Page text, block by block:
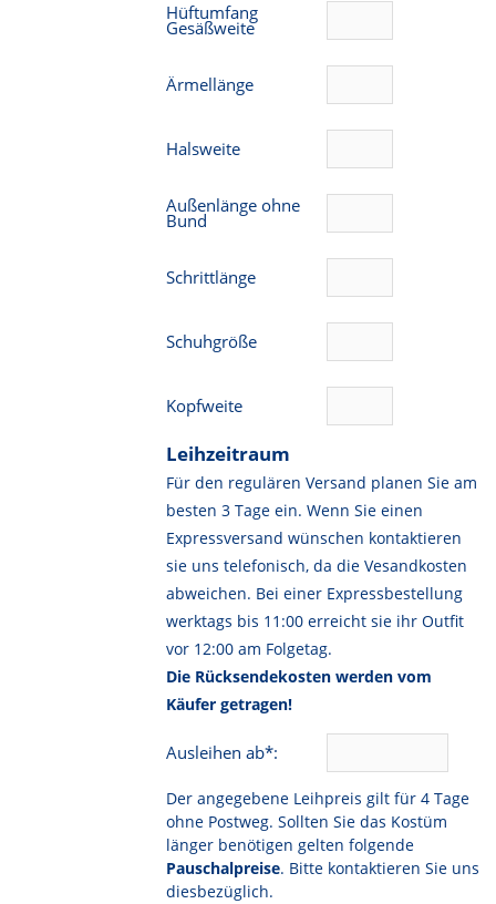
Hüftumfang
Gesäßweite
Ärmellänge
Halsweite
Außenlänge ohne
Bund
Schrittlänge
Schuhgröße
Kopfweite
Leihzeitraum
Für den regulären Versand planen Sie am
besten 3 Tage ein. Wenn Sie einen
Expressversand wünschen kontaktieren
sie uns telefonisch, da die Vesandkosten
abweichen. Bei einer Expressbestellung
werktags bis 11:00 erreicht sie ihr Outfit
vor 12:00 am Folgetag.
Die Rücksendekosten werden vom
Käufer getragen!
Ausleihen ab*:
Der angegebene Leihpreis gilt für 4 Tage
ohne Postweg. Sollten Sie das Kostüm
länger benötigen gelten folgende
Pauschalpreise. Bitte kontaktieren Sie uns
diesbezüglich.